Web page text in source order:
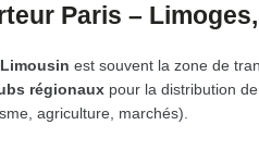
Paris –
Limousin est souvent la zone de
régionaux pour la distribution
agriculture, marchés).